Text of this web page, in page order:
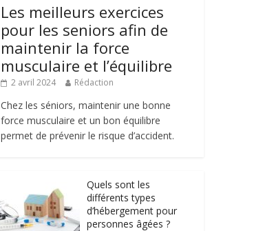
Les meilleurs exercices
pour les seniors afin de
maintenir la force
musculaire et l’équilibre
2 avril 2024 Rédaction
Chez les séniors, maintenir une bonne
force musculaire et un bon équilibre
permet de prévenir le risque d’accident.
Quels sont les
différents types
d’hébergement pour
personnes âgées ?